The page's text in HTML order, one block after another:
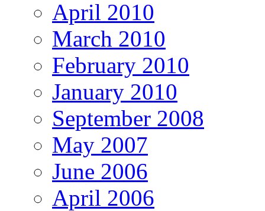
April 2010
March 2010
February 2010
January 2010
September 2008
May 2007
June 2006
April 2006